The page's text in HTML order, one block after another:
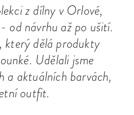
z dílny v Orlové,
od návrhu až po ušití.
dělá produkty
Udělali jsme
a aktuálních barvách,
outfit.